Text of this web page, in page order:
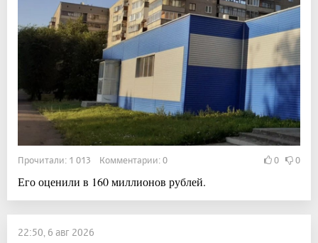
Прочитали: 1 013 Комментарии: 0 0 0
Его оценили в 160 миллионов рублей.
22:50, 6 авг 2026